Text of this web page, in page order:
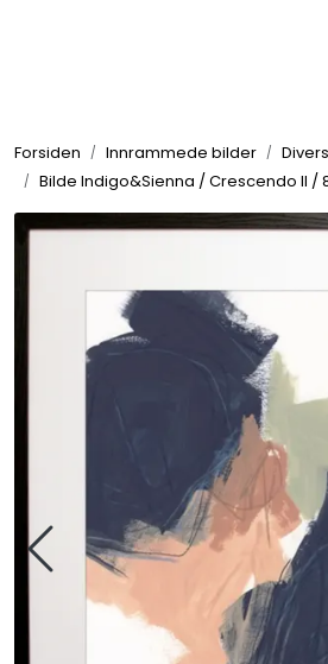
Forsiden Innrammede bilder
Bilde Indigo&Sienna / Crescendo II /
Passepartout
Tilbehør til innramming
Innrammede bilder
Canvas
Speil
Trykk av bilder/skilt og